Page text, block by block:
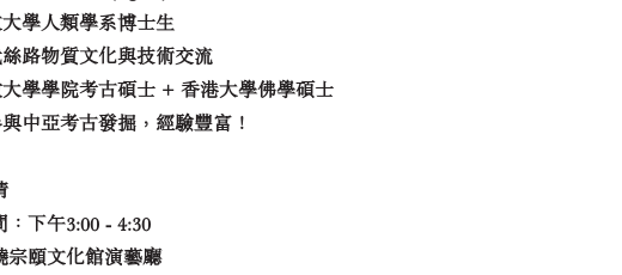
大學人類學系博士生
絲路物質文化與技術交流
大學學院考古碩士 + 香港大學佛學碩士
與中亞考古發掘，經驗豐富！
：下午3:00 - 4:30
宗頤文化館演藝廳